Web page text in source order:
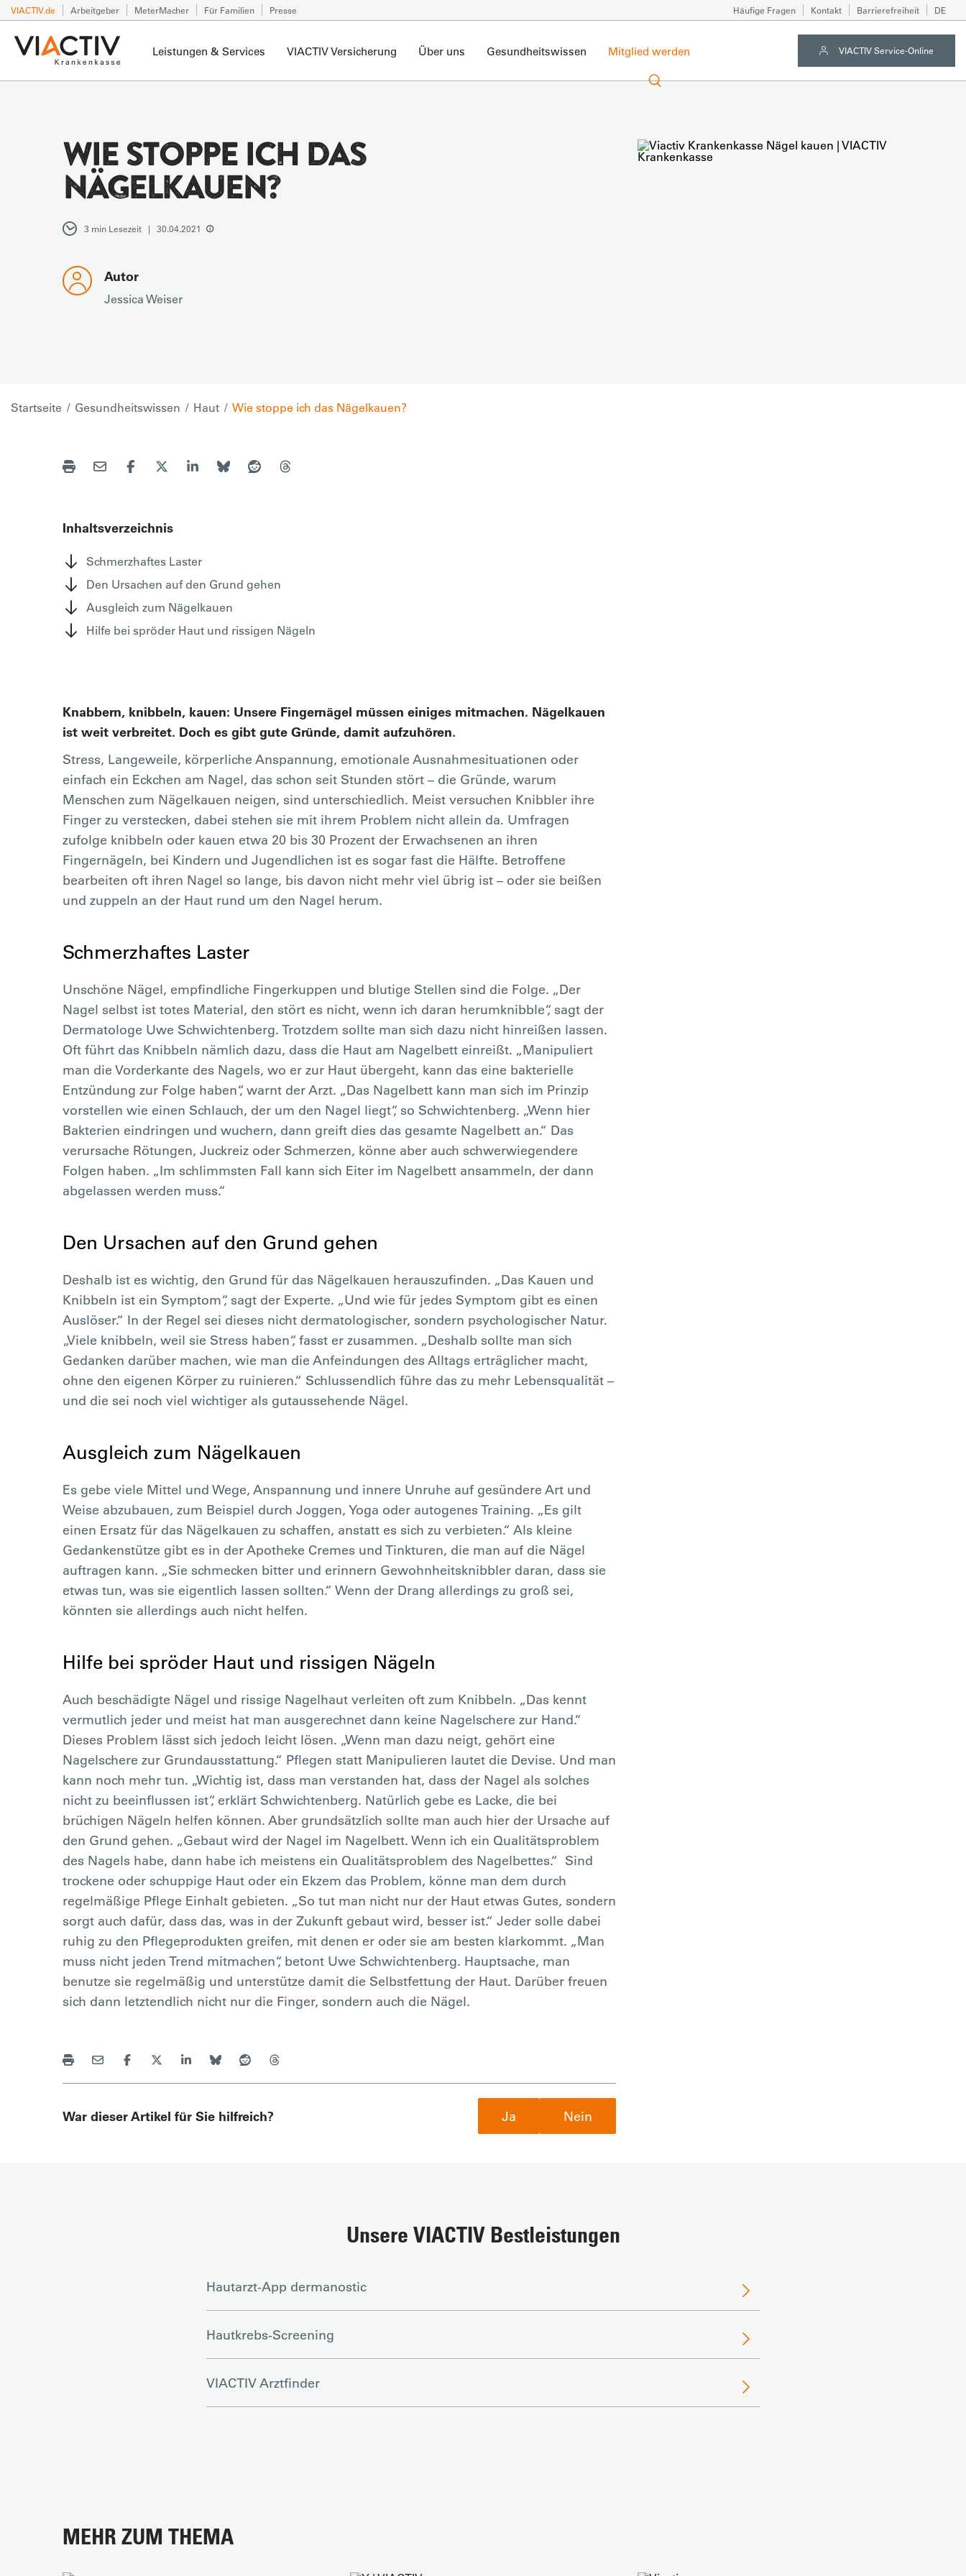
VIACTIV.de Arbeitgeber MeterMacher Für Familien Presse Häufige Fragen Kontakt Barrierefreiheit DE
Leistungen & Services VIACTIV Versicherung Über uns Gesundheitswissen Mitglied werden VIACTIV Service-Online
WIE STOPPE ICH DAS
NÄGELKAUEN?
3 min Lesezeit | 30.04.2021
Autor
Jessica Weiser
Startseite Gesundheitswissen Haut Wie stoppe ich das Nägelkauen?
Inhaltsverzeichnis
Schmerzhaftes Laster
Den Ursachen auf den Grund gehen
Ausgleich zum Nägelkauen
Hilfe bei spröder Haut und rissigen Nägeln
Knabbern, knibbeln, kauen: Unsere Fingernägel müssen einiges mitmachen. Nägelkauen
ist weit verbreitet. Doch es gibt gute Gründe, damit aufzuhören.
Stress, Langeweile, körperliche Anspannung, emotionale Ausnahmesituationen oder
einfach ein Eckchen am Nagel, das schon seit Stunden stört – die Gründe, warum
Menschen zum Nägelkauen neigen, sind unterschiedlich. Meist versuchen Knibbler ihre
Finger zu verstecken, dabei stehen sie mit ihrem Problem nicht allein da. Umfragen
zufolge knibbeln oder kauen etwa 20 bis 30 Prozent der Erwachsenen an ihren
Fingernägeln, bei Kindern und Jugendlichen ist es sogar fast die Hälfte. Betroffene
bearbeiten oft ihren Nagel so lange, bis davon nicht mehr viel übrig ist – oder sie beißen
und zuppeln an der Haut rund um den Nagel herum.
Schmerzhaftes Laster
Unschöne Nägel, empfindliche Fingerkuppen und blutige Stellen sind die Folge. „Der
Nagel selbst ist totes Material, den stört es nicht, wenn ich daran herumknibble“, sagt der
Dermatologe Uwe Schwichtenberg. Trotzdem sollte man sich dazu nicht hinreißen lassen.
Oft führt das Knibbeln nämlich dazu, dass die Haut am Nagelbett einreißt. „Manipuliert
man die Vorderkante des Nagels, wo er zur Haut übergeht, kann das eine bakterielle
Entzündung zur Folge haben“, warnt der Arzt. „Das Nagelbett kann man sich im Prinzip
vorstellen wie einen Schlauch, der um den Nagel liegt“, so Schwichtenberg. „Wenn hier
Bakterien eindringen und wuchern, dann greift dies das gesamte Nagelbett an.“ Das
verursache Rötungen, Juckreiz oder Schmerzen, könne aber auch schwerwiegendere
Folgen haben. „Im schlimmsten Fall kann sich Eiter im Nagelbett ansammeln, der dann
abgelassen werden muss.“
Den Ursachen auf den Grund gehen
Deshalb ist es wichtig, den Grund für das Nägelkauen herauszufinden. „Das Kauen und
Knibbeln ist ein Symptom“, sagt der Experte. „Und wie für jedes Symptom gibt es einen
Auslöser.“ In der Regel sei dieses nicht dermatologischer, sondern psychologischer Natur.
„Viele knibbeln, weil sie Stress haben“, fasst er zusammen. „Deshalb sollte man sich
Gedanken darüber machen, wie man die Anfeindungen des Alltags erträglicher macht,
ohne den eigenen Körper zu ruinieren.“ Schlussendlich führe das zu mehr Lebensqualität –
und die sei noch viel wichtiger als gutaussehende Nägel.
Ausgleich zum Nägelkauen
Es gebe viele Mittel und Wege, Anspannung und innere Unruhe auf gesündere Art und
Weise abzubauen, zum Beispiel durch Joggen, Yoga oder autogenes Training. „Es gilt
einen Ersatz für das Nägelkauen zu schaffen, anstatt es sich zu verbieten.“ Als kleine
Gedankenstütze gibt es in der Apotheke Cremes und Tinkturen, die man auf die Nägel
auftragen kann. „Sie schmecken bitter und erinnern Gewohnheitsknibbler daran, dass sie
etwas tun, was sie eigentlich lassen sollten.“ Wenn der Drang allerdings zu groß sei,
könnten sie allerdings auch nicht helfen.
Hilfe bei spröder Haut und rissigen Nägeln
Auch beschädigte Nägel und rissige Nagelhaut verleiten oft zum Knibbeln. „Das kennt
vermutlich jeder und meist hat man ausgerechnet dann keine Nagelschere zur Hand.“
Dieses Problem lässt sich jedoch leicht lösen. „Wenn man dazu neigt, gehört eine
Nagelschere zur Grundausstattung.“ Pflegen statt Manipulieren lautet die Devise. Und man
kann noch mehr tun. „Wichtig ist, dass man verstanden hat, dass der Nagel als solches
nicht zu beeinflussen ist“, erklärt Schwichtenberg. Natürlich gebe es Lacke, die bei
brüchigen Nägeln helfen können. Aber grundsätzlich sollte man auch hier der Ursache auf
den Grund gehen. „Gebaut wird der Nagel im Nagelbett. Wenn ich ein Qualitätsproblem
des Nagels habe, dann habe ich meistens ein Qualitätsproblem des Nagelbettes.“ Sind
trockene oder schuppige Haut oder ein Ekzem das Problem, könne man dem durch
regelmäßige Pflege Einhalt gebieten. „So tut man nicht nur der Haut etwas Gutes, sondern
sorgt auch dafür, dass das, was in der Zukunft gebaut wird, besser ist.“ Jeder solle dabei
ruhig zu den Pflegeprodukten greifen, mit denen er oder sie am besten klarkommt. „Man
muss nicht jeden Trend mitmachen“, betont Uwe Schwichtenberg. Hauptsache, man
benutze sie regelmäßig und unterstütze damit die Selbstfettung der Haut. Darüber freuen
sich dann letztendlich nicht nur die Finger, sondern auch die Nägel.
War dieser Artikel für Sie hilfreich? Ja Nein
Unsere VIACTIV Bestleistungen
Hautarzt-App dermanostic
Hautkrebs-Screening
VIACTIV Arztfinder
MEHR ZUM THEMA